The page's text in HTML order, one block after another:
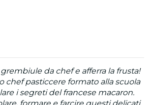
da chef e afferra la frusta!
chef pasticcere formato alla scuola
i segreti del francese macaron.